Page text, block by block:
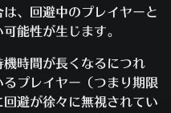
、回避中のプレイヤーと
可能性が生じます。
時間が長くなるにつれ
プレイヤー（つまり期限
避が徐々に無視されてい